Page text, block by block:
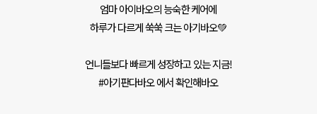
엄마 아이바오의 능숙한 케어에
하루가 다르게 쑥쑥 크는 아기바오💚
언니들보다 빠르게 성장하고 있는 지금!
#아기판다바오 에서 확인해바오